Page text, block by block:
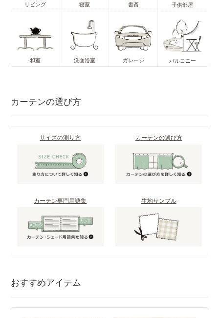
リビング 寝室 書斎 子供部屋
和室 洗面浴室 ガレージ バルコニー
カーテンの選び方
サイズの測り方 カーテンの選び方
カーテン専門用語集 生地サンプル
おすすめアイテム